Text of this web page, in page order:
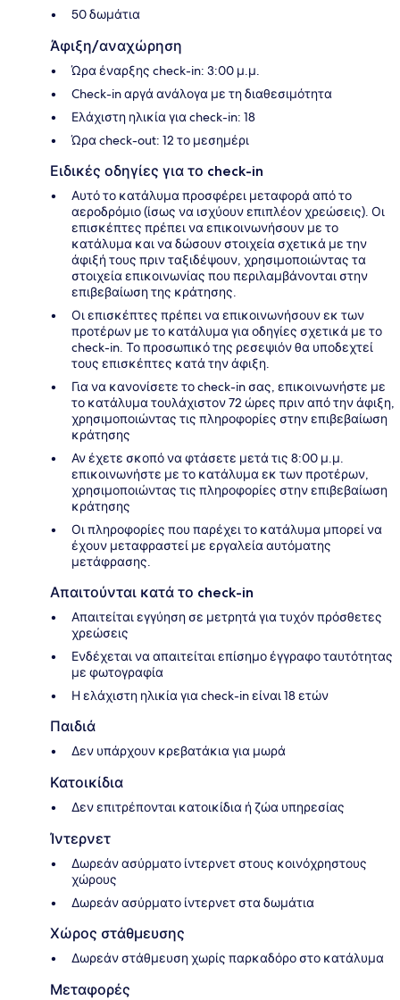
50 δωμάτια
Άφιξη/αναχώρηση
Ώρα έναρξης check-in: 3:00 μ.μ.
Check-in αργά ανάλογα με τη διαθεσιμότητα
Ελάχιστη ηλικία για check-in: 18
Ώρα check-out: 12 το μεσημέρι
Ειδικές οδηγίες για το check-in
Αυτό το κατάλυμα προσφέρει μεταφορά από το
αεροδρόμιο (ίσως να ισχύουν επιπλέον χρεώσεις). Οι
επισκέπτες πρέπει να επικοινωνήσουν με το
κατάλυμα και να δώσουν στοιχεία σχετικά με την
άφιξή τους πριν ταξιδέψουν, χρησιμοποιώντας τα
στοιχεία επικοινωνίας που περιλαμβάνονται στην
επιβεβαίωση της κράτησης.
Οι επισκέπτες πρέπει να επικοινωνήσουν εκ των
προτέρων με το κατάλυμα για οδηγίες σχετικά με το
check-in. Το προσωπικό της ρεσεψιόν θα υποδεχτεί
τους επισκέπτες κατά την άφιξη.
Για να κανονίσετε το check-in σας, επικοινωνήστε με
το κατάλυμα τουλάχιστον 72 ώρες πριν από την άφιξη,
χρησιμοποιώντας τις πληροφορίες στην επιβεβαίωση
κράτησης
Αν έχετε σκοπό να φτάσετε μετά τις 8:00 μ.μ.
επικοινωνήστε με το κατάλυμα εκ των προτέρων,
χρησιμοποιώντας τις πληροφορίες στην επιβεβαίωση
κράτησης
Οι πληροφορίες που παρέχει το κατάλυμα μπορεί να
έχουν μεταφραστεί με εργαλεία αυτόματης
μετάφρασης.
Απαιτούνται κατά το check-in
Απαιτείται εγγύηση σε μετρητά για τυχόν πρόσθετες
χρεώσεις
Ενδέχεται να απαιτείται επίσημο έγγραφο ταυτότητας
με φωτογραφία
Η ελάχιστη ηλικία για check-in είναι 18 ετών
Παιδιά
Δεν υπάρχουν κρεβατάκια για μωρά
Κατοικίδια
Δεν επιτρέπονται κατοικίδια ή ζώα υπηρεσίας
Ίντερνετ
Δωρεάν ασύρματο ίντερνετ στους κοινόχρηστους
χώρους
Δωρεάν ασύρματο ίντερνετ στα δωμάτια
Χώρος στάθμευσης
Δωρεάν στάθμευση χωρίς παρκαδόρο στο κατάλυμα
Μεταφορές